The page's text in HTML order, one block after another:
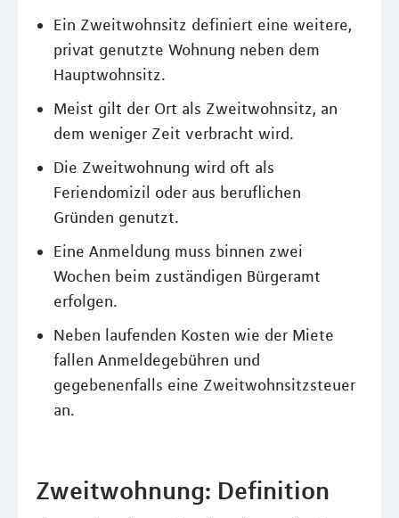
Ein Zweitwohnsitz definiert eine weitere,
privat genutzte Wohnung neben dem
Hauptwohnsitz.
Meist gilt der Ort als Zweitwohnsitz, an
dem weniger Zeit verbracht wird.
Die Zweitwohnung wird oft als
Feriendomizil oder aus beruflichen
Gründen genutzt.
Eine Anmeldung muss binnen zwei
Wochen beim zuständigen Bürgeramt
erfolgen.
Neben laufenden Kosten wie der Miete
fallen Anmeldegebühren und
gegebenenfalls eine Zweitwohnsitzsteuer
an.
Zweitwohnung: Definition